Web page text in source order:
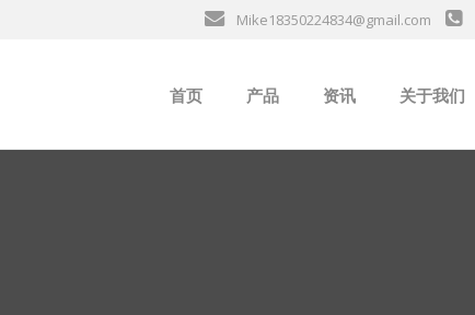
Mike18350224834@gmail.com
首页 产品 资讯 关于我们